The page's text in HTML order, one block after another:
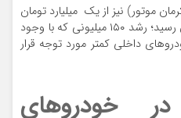
موتور) نیز از یک میلیارد تومان
به یک میلیارد و ۱۵۰ میلیون تومان رسید؛ رشد ۱۵۰ میلیونی که با وجود
داخلی کمتر مورد توجه قرار
خودروهای